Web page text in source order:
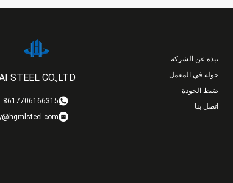
STEEL CO.,LTD
8617706166315
نبذة عن الشركة
جولة في المعمل
ضبط الجودة
اتصل بنا